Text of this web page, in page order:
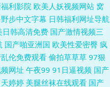
利影院 欧美人妖视频网站 窝
步中文字幕 日韩福利网址导航
日韩高清免费 国产激情视频三
国产啪亚洲国 欧美性爱密臀 疯
伦免费观看 偷拍草草草 97狠
网址 午夜99 91日逼视频 国产
婷婷 美腿丝袜在线观看 国产